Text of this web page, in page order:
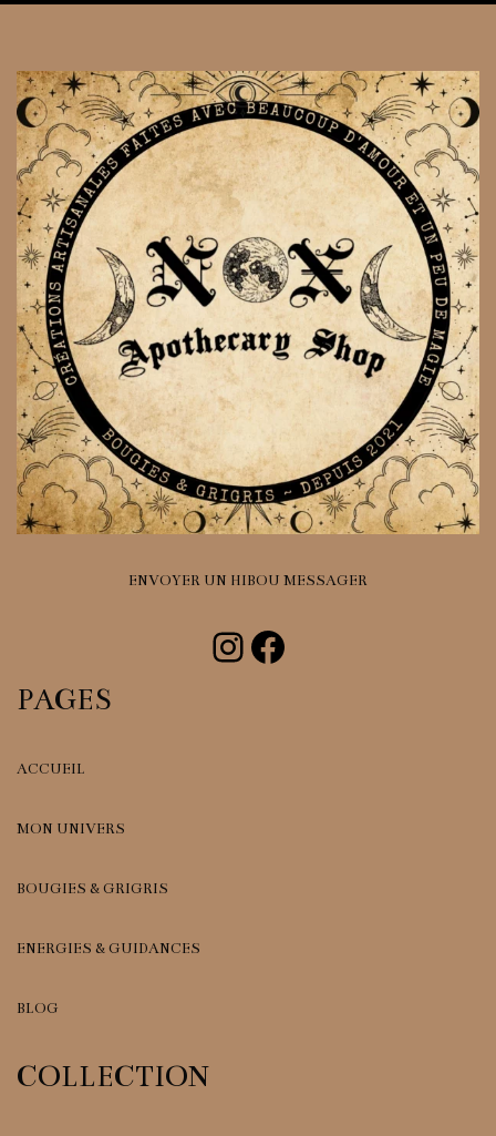
ENVOYER UN HIBOU MESSAGER
Instagram
Facebook
PAGES
ACCUEIL
MON UNIVERS
BOUGIES & GRIGRIS
ENERGIES & GUIDANCES
BLOG
COLLECTION